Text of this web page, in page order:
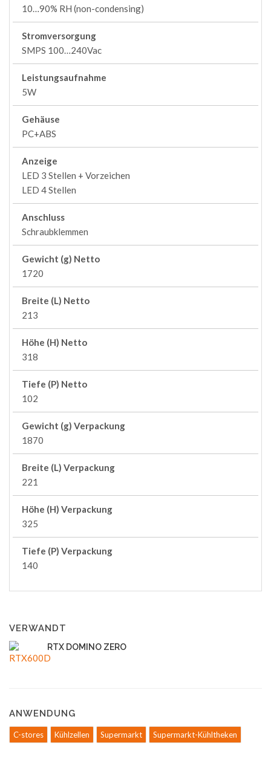
10…90% RH (non-condensing)
Stromversorgung
SMPS 100…240Vac
Leistungsaufnahme
5W
Gehäuse
PC+ABS
Anzeige
LED 3 Stellen + Vorzeichen
LED 4 Stellen
Anschluss
Schraubklemmen
Gewicht (g) Netto
1720
Breite (L) Netto
213
Höhe (H) Netto
318
Tiefe (P) Netto
102
Gewicht (g) Verpackung
1870
Breite (L) Verpackung
221
Höhe (H) Verpackung
325
Tiefe (P) Verpackung
140
VERWANDT
RTX DOMINO ZERO
ANWENDUNG
C-stores Kühlzellen Supermarkt Supermarkt-Kühltheken